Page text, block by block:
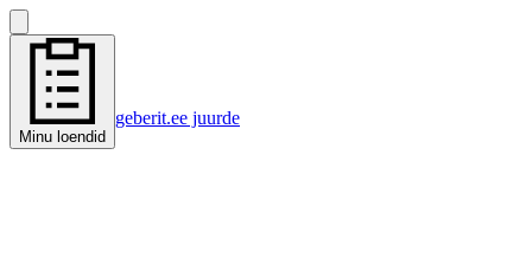
Minu loendid
geberit.ee juurde